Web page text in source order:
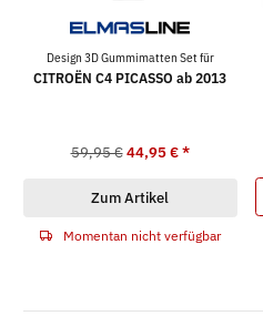
Design 3D Gummimatten Set für
CITROËN C4 PICASSO ab 2013
59,95 € 44,95 €*
Zum Artikel
Momentan nicht verfügbar